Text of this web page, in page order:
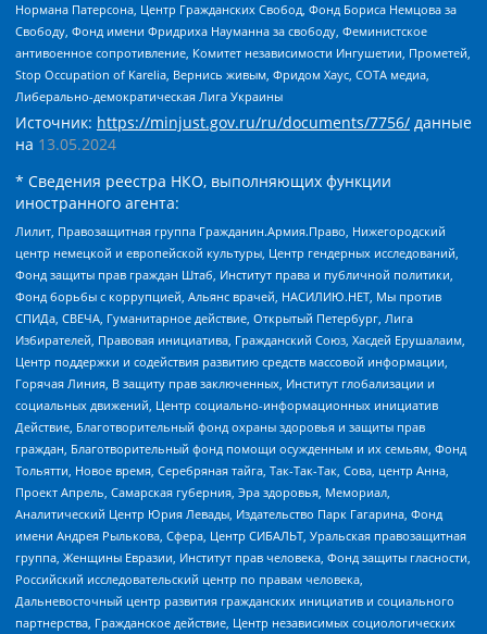
Нормана Патерсона, Центр Гражданских Свобод, Фонд Бориса Немцова за
Свободу, Фонд имени Фридриха Науманна за свободу, Феминистское
антивоенное сопротивление, Комитет независимости Ингушетии, Прометей,
Stop Occupation of Karelia, Вернись живым, Фридом Хаус, СОТА медиа,
Либерально-демократическая Лига Украины
Источник: https://minjust.gov.ru/ru/documents/7756/ данные
на 13.05.2024
* Сведения реестра НКО, выполняющих функции
иностранного агента:
Лилит, Правозащитная группа Гражданин.Армия.Право, Нижегородский
центр немецкой и европейской культуры, Центр гендерных исследований,
Фонд защиты прав граждан Штаб, Институт права и публичной политики,
Фонд борьбы с коррупцией, Альянс врачей, НАСИЛИЮ.НЕТ, Мы против
СПИДа, СВЕЧА, Гуманитарное действие, Открытый Петербург, Лига
Избирателей, Правовая инициатива, Гражданский Союз, Хасдей Ерушалаим,
Центр поддержки и содействия развитию средств массовой информации,
Горячая Линия, В защиту прав заключенных, Институт глобализации и
социальных движений, Центр социально-информационных инициатив
Действие, Благотворительный фонд охраны здоровья и защиты прав
граждан, Благотворительный фонд помощи осужденным и их семьям, Фонд
Тольятти, Новое время, Серебряная тайга, Так-Так-Так, Сова, центр Анна,
Проект Апрель, Самарская губерния, Эра здоровья, Мемориал,
Аналитический Центр Юрия Левады, Издательство Парк Гагарина, Фонд
имени Андрея Рылькова, Сфера, Центр СИБАЛЬТ, Уральская правозащитная
группа, Женщины Евразии, Институт прав человека, Фонд защиты гласности,
Российский исследовательский центр по правам человека,
Дальневосточный центр развития гражданских инициатив и социального
партнерства, Гражданское действие, Центр независимых социологических